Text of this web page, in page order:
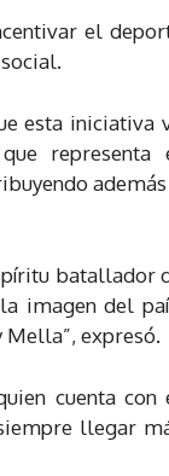
el
esta iniciativa
representa
batallador
imagen del
expresó.
cuenta con
llegar